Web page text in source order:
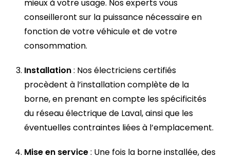
mieux à votre usage. Nos experts vous
conseilleront sur la puissance nécessaire en
fonction de votre véhicule et de votre
consommation.
Installation: Nos électriciens certifiés
procèdent à l’installation complète de la
borne, en prenant en compte les spécificités
du réseau électrique de Laval, ainsi que les
éventuelles contraintes liées à l’emplacement.
Mise en service: Une fois la borne installée, des